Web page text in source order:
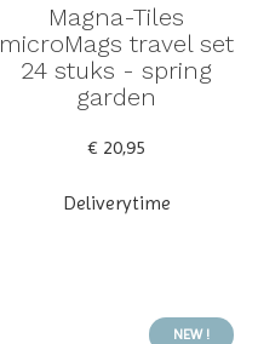
Magna-Tiles
microMags travel set
24 stuks - spring
garden
€ 20,95
Deliverytime
NEW !